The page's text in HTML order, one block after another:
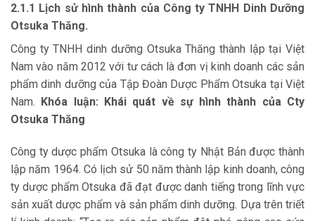
2.1.1 Lịch sử hình thành của Công ty TNHH Dinh Dưỡng
Otsuka Thăng.
Công ty TNHH dinh dưỡng Otsuka Thăng thành lập tại Việt
Nam vào năm 2012 với tư cách là đơn vị kinh doanh các sản
phẩm dinh dưỡng của Tập Đoàn Dược Phẩm Otsuka tại Việt
Nam. Khóa luận: Khái quát về sự hình thành của Cty
Otsuka Thăng
Công ty dược phẩm Otsuka là công ty Nhật Bản được thành
lập năm 1964. Có lịch sử 50 năm thành lập kinh doanh, công
ty dược phẩm Otsuka đã đạt được danh tiếng trong lĩnh vực
sản xuất dược phẩm và sản phẩm dinh dưỡng. Dựa trên triết